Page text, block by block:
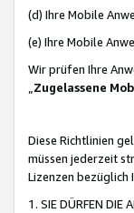
(d) Ihre Mobile
(e) Ihre Mobile
Wir prüfen Ihre
„Zugelassene
Diese Richtlinien
müssen jederzeit
Lizenzen bezüglich
1. SIE DÜRFEN DIE